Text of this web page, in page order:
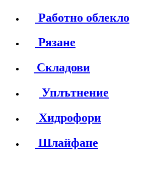
Работно облекло
Рязане
Складови
Уплътнение
Хидрофори
Шлайфане